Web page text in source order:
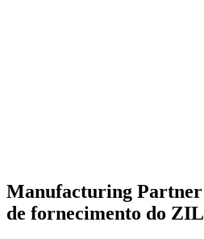
Manufacturing
de fornecimento do